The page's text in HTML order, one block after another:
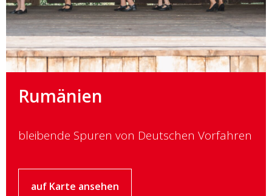
Rumänien
bleibende Spuren von Deutschen Vorfahren
auf Karte ansehen